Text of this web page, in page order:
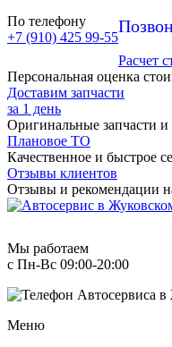
По телефону
+7 (910) 425 99-55
Расчет
Персональная оценка
Доставим запчасти
за 1 день
Оригинальные запчасти и
Плановое ТО
Качественное и быстрое
Отзывы клиентов
Отзывы и рекомендации
Мы работаем
с Пн-Вc 09:00-20:00
Меню